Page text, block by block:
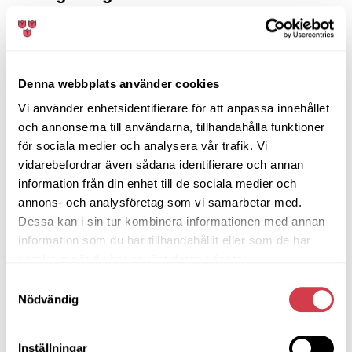
Denna webbplats använder cookies
Vi använder enhetsidentifierare för att anpassa innehållet
och annonserna till användarna, tillhandahålla funktioner
för sociala medier och analysera vår trafik. Vi
vidarebefordrar även sådana identifierare och annan
information från din enhet till de sociala medier och
annons- och analysföretag som vi samarbetar med.
Dessa kan i sin tur kombinera informationen med annan
information som du har tillhandahållit eller som de har
Nödvändig
Inställningar
möjligheter till aktiviteter som resor, cuper och
gemensamma upplevelser. Den gör det enklare att
planera och genomföra sådant som hela gruppen
kan ta del av.
Vad påverkar hur en klass- eller
lagkassa utvecklas?
fördelas över året. Tydlighet kring syftet med kassan